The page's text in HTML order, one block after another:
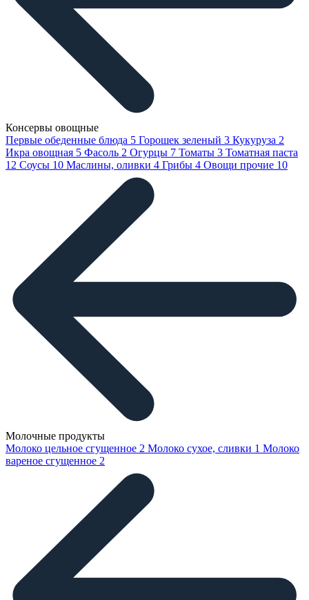
Консервы овощные
Первые обеденные блюда 5 Горошек зеленый 3 Кукуруза 2
Икра овощная 5 Фасоль 2 Огурцы 7 Томаты 3 Томатная паста
12 Соусы 10 Маслины, оливки 4 Грибы 4 Овощи прочие 10
Молочные продукты
Молоко цельное сгущенное 2 Молоко сухое, сливки 1 Молоко
вареное сгущенное 2